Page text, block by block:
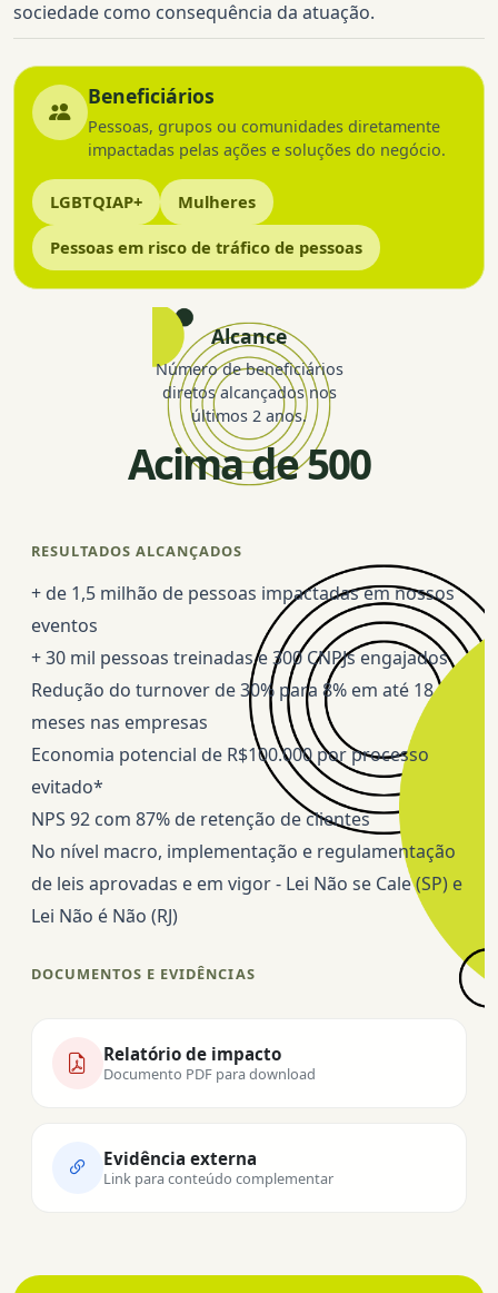
sociedade como consequência da atuação.
Beneficiários
Pessoas, grupos ou comunidades diretamente
impactadas pelas ações e soluções do negócio.
LGBTQIAP+ Mulheres
Pessoas em risco de tráfico de pessoas
Alcance
Número de beneficiários
diretos alcançados nos
últimos 2 anos.
Acima de 500
RESULTADOS ALCANÇADOS
+ de 1,5 milhão de pessoas impactadas em nossos
eventos
+ 30 mil pessoas treinadas e 300 CNPJs engajados
Redução do turnover de 30% para 8% em até 18
meses nas empresas
Economia potencial de R$100.000 por processo
evitado*
NPS 92 com 87% de retenção de clientes
No nível macro, implementação e regulamentação
de leis aprovadas e em vigor - Lei Não se Cale (SP) e
Lei Não é Não (RJ)
DOCUMENTOS E EVIDÊNCIAS
Relatório de impacto
Documento PDF para download
Evidência externa
Link para conteúdo complementar